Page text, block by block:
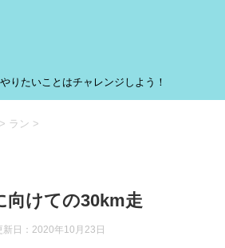
りたいことはチャレンジしよう！
> ラン >
向けての30km走
日： 2020年10月23日